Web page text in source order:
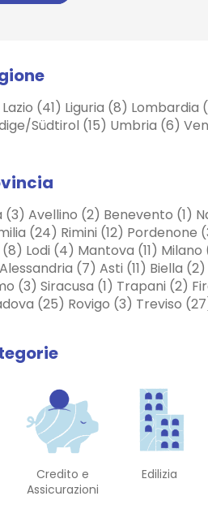
(41) Liguria (8) Lombardia
Südtirol (15) Umbria (6)
Avellino (2) Benevento (1)
(24) Rimini (12) Pordenone
Lodi (4) Mantova (11) Milano
(7) Asti (11) Biella (2)
(3) Siracusa (1) Trapani (2)
(25) Rovigo (3) Treviso
Credito e
Assicurazioni
Edilizia